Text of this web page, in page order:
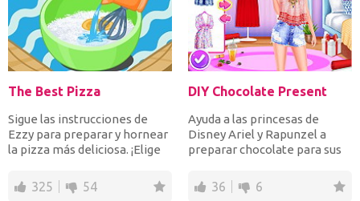
The Best Pizza
Sigue las instrucciones de
Ezzy para preparar y hornear
la pizza más deliciosa. ¡Elige
325 54
DIY Chocolate Present
Ayuda a las princesas de
Disney Ariel y Rapunzel a
preparar chocolate para sus
36 6